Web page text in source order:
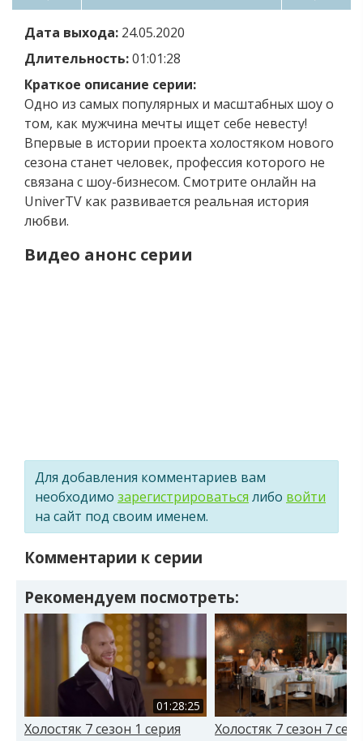
Дата выхода: 24.05.2020
Длительность:01:01:28
Краткое описание серии:
Одно из самых популярных и масштабных шоу о
том, как мужчина мечты ищет себе невесту!
Впервые в истории проекта холостяком нового
сезона станет человек, профессия которого не
связана с шоу-бизнесом. Смотрите онлайн на
UniverTV как развивается реальная история
любви.
Видео анонс серии
Для добавления комментариев вам
необходимо зарегистрироваться либо войти
на сайт под своим именем.
Комментарии к серии
Рекомендуем посмотреть:
01:28:25
Холостяк 7 сезон 1 серия Холостяк 7 сезон 7